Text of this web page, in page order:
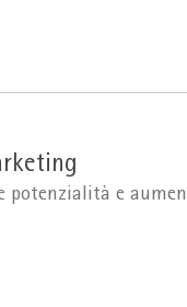
potenzialità e